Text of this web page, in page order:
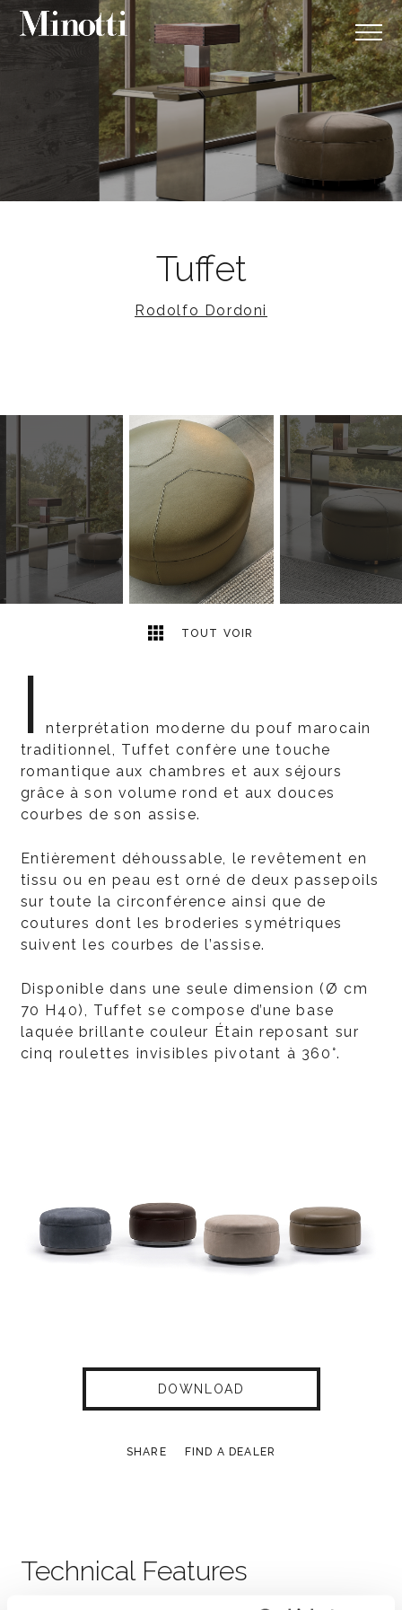
Tuffet
Rodolfo Dordoni
TOUT VOIR
2
I
nterprétation moderne du pouf marocain
traditionnel, Tuffet confère une touche
romantique aux chambres et aux séjours
grâce à son volume rond et aux douces
courbes de son assise.
Entièrement déhoussable, le revêtement en
tissu ou en peau est orné de deux passepoils
sur toute la circonférence ainsi que de
coutures dont les broderies symétriques
suivent les courbes de l’assise.
Disponible dans une seule dimension (Ø cm
70 H40), Tuffet se compose d’une base
laquée brillante couleur Étain reposant sur
cinq roulettes invisibles pivotant à 360°.
DOWNLOAD
SHARE FIND A DEALER
Technical Features